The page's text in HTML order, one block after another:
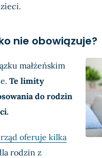
nie obowiązuje?
małżeńskim
Te limity
do rodzin
oferuje kilka
rodzin z